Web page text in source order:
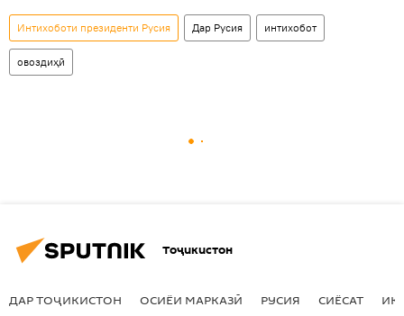
Интихоботи президенти Русия Дар Русия интихобот
овоздиҳӣ
Тоҷикистон
ДАР ТОҶИКИСТОН ОСИЁИ МАРКАЗӢ РУСИЯ СИЁСАТ